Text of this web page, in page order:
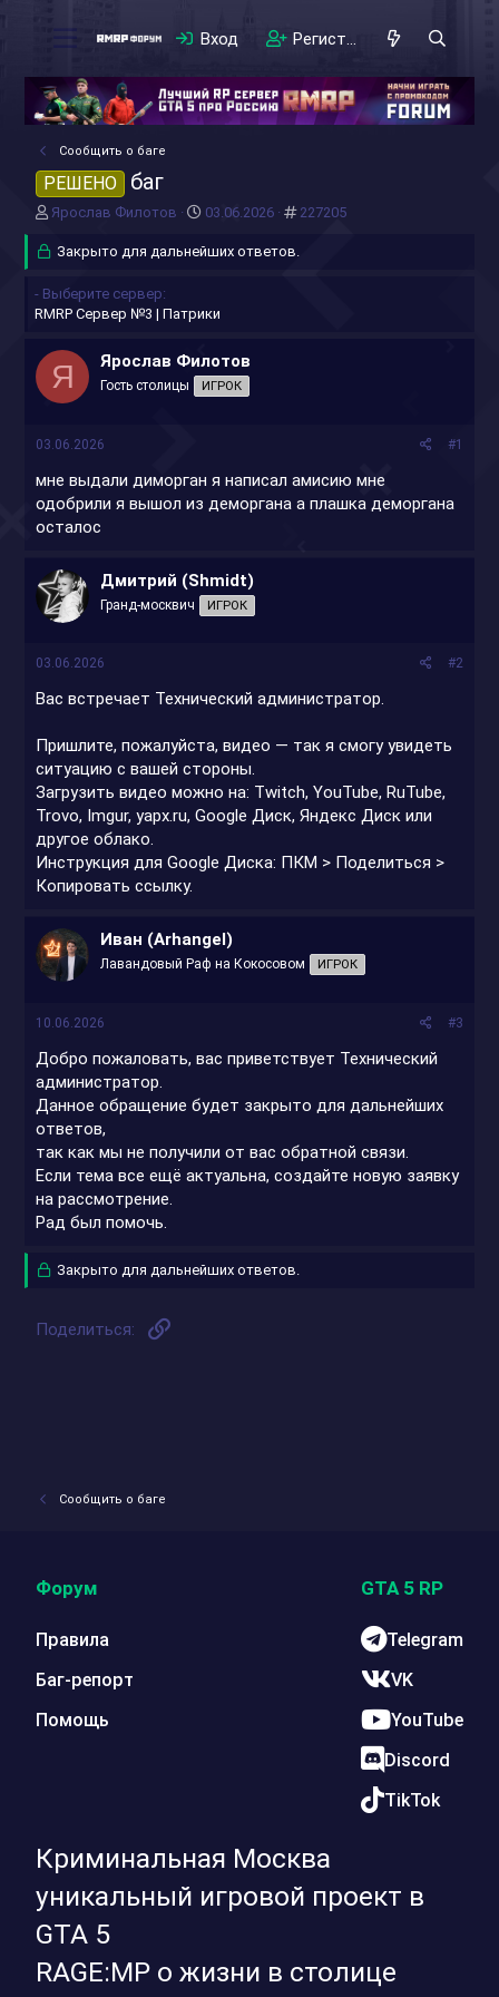
Вход Регистрация
Сообщить о баге
РЕШЕНО баг
А
т
р
т
м
ы
Ярослав Филотов
Д
т
а
л
а
03.06.2026 #
227205
Закрыто для дальнейших ответов.
- Выберите сервер
RMRP Сервер №3 | Патрики
Я Ярослав Филотов
Гость столицы ИГРОК
03.06.2026 #1
мне выдали диморган я написал амисию мне
одобрили я вышол из деморгана а плашка деморгана
осталос
Дмитрий (Shmidt)
Гранд-москвич ИГРОК
03.06.2026 #2
Вас встречает Технический администратор.
Пришлите, пожалуйста, видео — так я смогу увидеть
ситуацию с вашей стороны.
Загрузить видео можно на: Twitch, YouTube, RuTube,
Trovo, Imgur, yapx.ru, Google Диск, Яндекс Диск или
другое облако.
Инструкция для Google Диска: ПКМ > Поделиться >
Копировать ссылку.
Иван (Arhangel)
Лавандовый Раф на Кокосовом ИГРОК
10.06.2026 #3
Добро пожаловать, вас приветствует Технический
администратор.
Данное обращение будет закрыто для дальнейших
ответов,
так как мы не получили от вас обратной связи.
Если тема все ещё актуальна, создайте новую заявку
на рассмотрение.
Рад был помочь.
Закрыто для дальнейших ответов.
Поделиться:
Сообщить о баге
Криминальная Москва
уникальный игровой проект в
GTA 5
RAGE:MP о жизни в столице
Форум
Правила
Баг-репорт
Помощь
GTA 5 RP
Telegram
VK
YouTube
Discord
TikTok